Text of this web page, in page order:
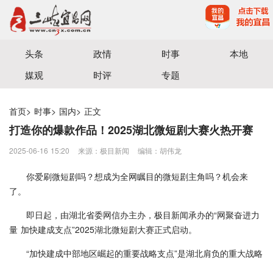
宜昌三峡融媒体中心主办
头条 政情 时事
本地
媒观
时评 专题
首页> 时事> 国内> 正文
打造你的爆款作品！2025湖北微短剧大赛火热开赛
2025-06-16 15:20 来源：​极目新闻 编辑：胡伟龙
你爱刷微短剧吗？想成为全网瞩目的微短剧主角吗？机会来
了。
即日起，由湖北省委网信办主办，极目新闻承办的“网聚奋进力
量 加快建成支点”2025湖北微短剧大赛正式启动。
“加快建成中部地区崛起的重要战略支点”是湖北肩负的重大战略